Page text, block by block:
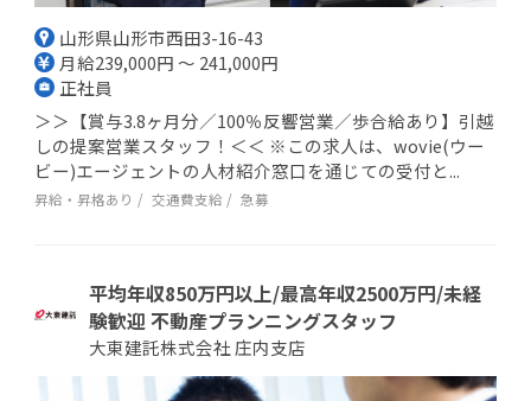
山形県山形市西田3-16-43
月給239,000円 ～ 241,000円
正社員
＞＞【賞与3.8ヶ月分／100％反響営業／歩合給あり】引越
しの提案営業スタッフ！＜＜ ※この求人は、wovie(ウー
ビー)エージェントの人材紹介窓口を通じての受付と...
昇給・昇格あり 交通費支給 急募
平均年収850万円以上/最高年収2500万円/未経
験歓迎 不動産プランニングスタッフ
大東建託株式会社 庄内支店